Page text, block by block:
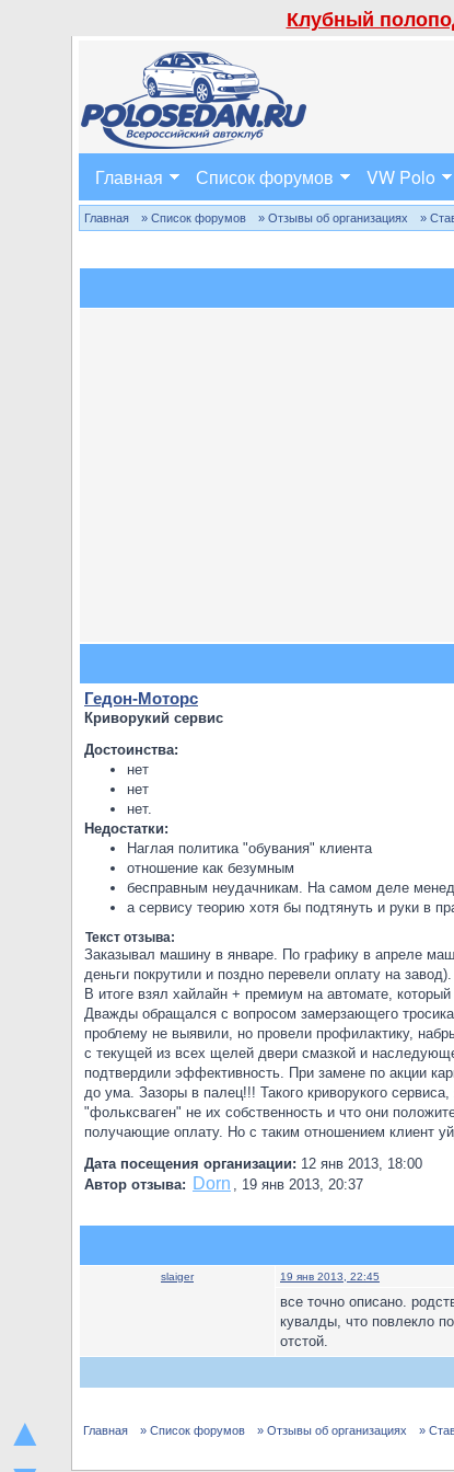
▲
Клубный
Главная Список форумов VW Polo
Главная » Список форумов » Отзывы об организациях »
Гедон-Моторс
Криворукий сервис
Достоинства:
нет
нет
нет.
Недостатки:
Наглая политика "обувания" клиента
отношение как безумным
бесправным неудачникам. На самом деле
а сервису теорию хотя бы подтянуть и руки в
Текст отзыва:
Заказывал машину в январе. По графику в апреле
деньги покрутили и поздно перевели оплату на завод).
В итоге взял хайлайн + премиум на автомате,
Дважды обращался с вопросом замерзающего
проблему не выявили, но провели профилактику,
с текущей из всех щелей двери смазкой и
подтвердили эффективность. При замене по акции
до ума. Зазоры в палец!!! Такого криворукого
"фольксваген" не их собственность и что они
получающие оплату. Но с таким отношением клиент
Дата посещения организации: 12 янв 2013, 18:00
Автор отзыва: Dorn , 19 янв 2013, 20:37
slaiger 19 янв 2013, 22:45
все точно описано.
кувалды, что повлекло
отстой.
Главная » Список форумов » Отзывы об организациях »